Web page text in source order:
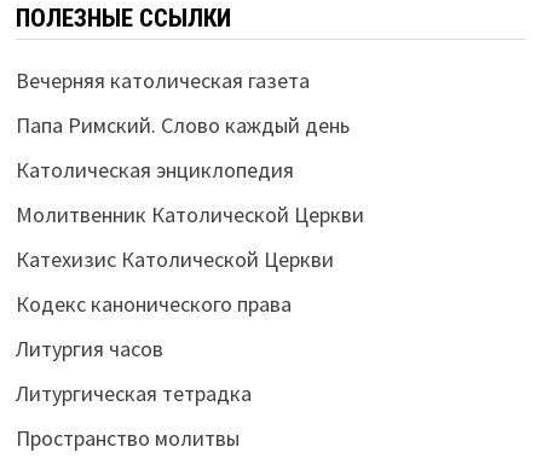
ПОЛЕЗНЫЕ ССЫЛКИ
Вечерняя католическая газета
Папа Римский. Слово каждый день
Католическая энциклопедия
Молитвенник Католической Церкви
Катехизис Католической Церкви
Кодекс канонического права
Литургия часов
Литургическая тетрадка
Пространство молитвы